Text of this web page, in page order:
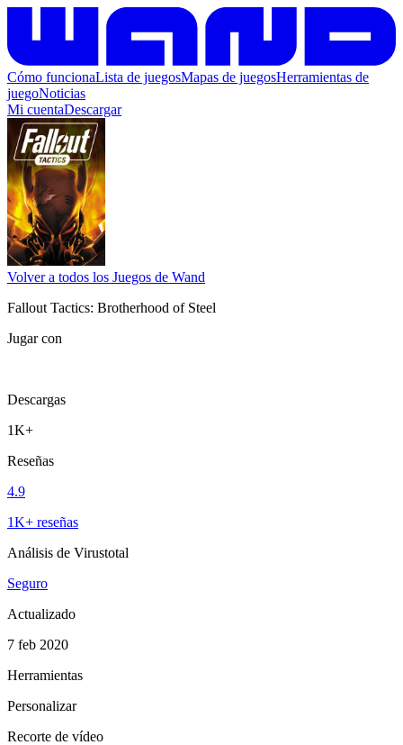
Cómo funcionaLista de juegosMapas de juegosHerramientas de
juegoNoticias
Mi cuentaDescargar
Volver a todos los Juegos de Wand
Fallout Tactics: Brotherhood of Steel
Jugar con
Descargas
1K+
Reseñas
4.9
1K+ reseñas
Análisis de Virustotal
Seguro
Actualizado
7 feb 2020
Herramientas
Personalizar
Recorte de vídeo